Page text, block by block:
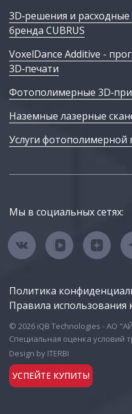
УСПЕЙТЕ КУПИТЬ!
3D‑решения и
бренда CUBRUS
VoxelDance Additive -
3D‑печати
Фотополимерные
Наземные лазерные
Услуги фотополимерной
Мы в социальных сетях:
Политика
Правила использования
© 2026 iQB Technologies - АО
Специальная оценка условий
Design by ITERBI